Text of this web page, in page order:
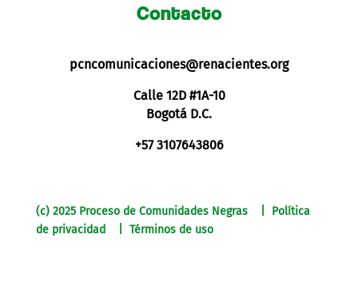
Contacto
pcncomunicaciones@renacientes.org
Calle 12D #1A-10
Bogotá D.C.
+57 3107643806
(c) 2025 Proceso de Comunidades Negras | Política
de privacidad | Términos de uso